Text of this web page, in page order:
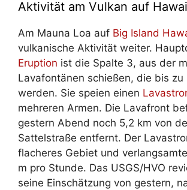
Aktivität am Vulkan auf
Am Mauna Loa auf Big Island
vulkanische Aktivität weiter.
Eruption ist die Spalte 3, aus der
Lavafontänen schießen, die bis zu
werden. Sie speien einen
mehreren Armen. Die Lavafront
gestern Abend noch 5,2 km von
Sattelstraße entfernt. Der
flacheres Gebiet und
m pro Stunde. Das USGS/HVO
seine Einschätzung von gestern,